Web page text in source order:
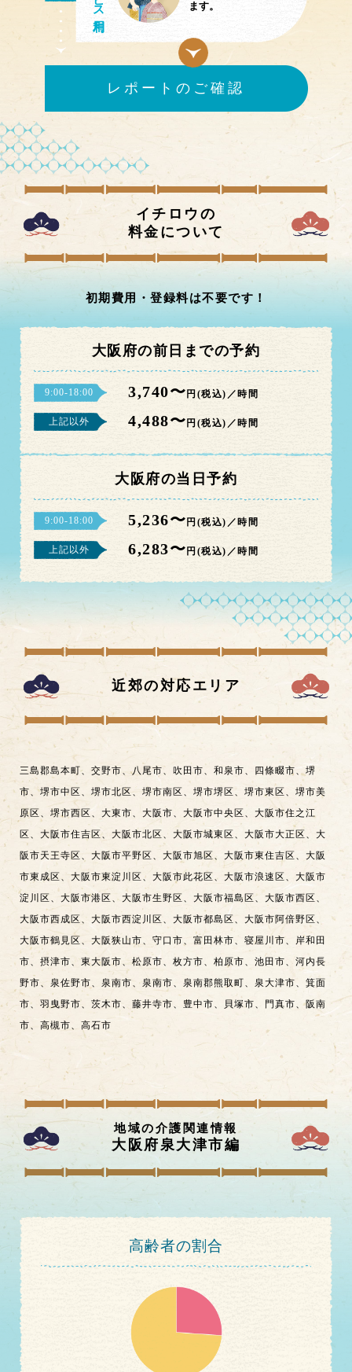
ます。
レポートのご確認
イチロウの
料金について
初期費用・登録料は不要です！
大阪府の前日までの予約
9:00-18:00 3,740〜 円(税込)／時間
上記以外 4,488〜 円(税込)／時間
大阪府の当日予約
9:00-18:00 5,236〜 円(税込)／時間
上記以外 6,283〜 円(税込)／時間
近郊の対応エリア
三島郡島本町、 交野市、八尾市、 吹田市、 和泉市、 四條畷市、 堺
市、堺市中区 、 堺市北区 、 堺市南区 、 堺市堺区、 堺市東区 、 堺市美
原区 、 堺市西区、 大東市、 大阪市、 大阪市中央区 、 大阪市住之江
区 、 大阪市住吉区 、 大阪市北区 、 大阪市城東区 、 大阪市大正区 、 大
阪市天王寺区 、 大阪市平野区 、 大阪市旭区 、 大阪市東住吉区 、 大阪
市東成区 、大阪市東淀川区 、 大阪市此花区 、 大阪市浪速区 、 大阪市
淀川区 、 大阪市港区、 大阪市生野区 、 大阪市福島区 、 大阪市西区 、
大阪市西成区 、 大阪市西淀川区 、 大阪市都島区 、 大阪市阿倍野区 、
大阪市鶴見区 、 大阪狭山市、 守口市、 富田林市、 寝屋川市、 岸和田
市、 摂津市、 東大阪市、 松原市、 枚方市、 柏原市、 池田市、 河内長
野市、 泉佐野市、 泉南市、 泉南市、 泉南郡熊取町、 泉大津市、 箕面
市、 羽曳野市、 茨木市、 藤井寺市、 豊中市、 貝塚市、 門真市、阪南
市、 高槻市、 高石市
地域の介護関連情報
大阪府泉大津市編
高齢者の割合